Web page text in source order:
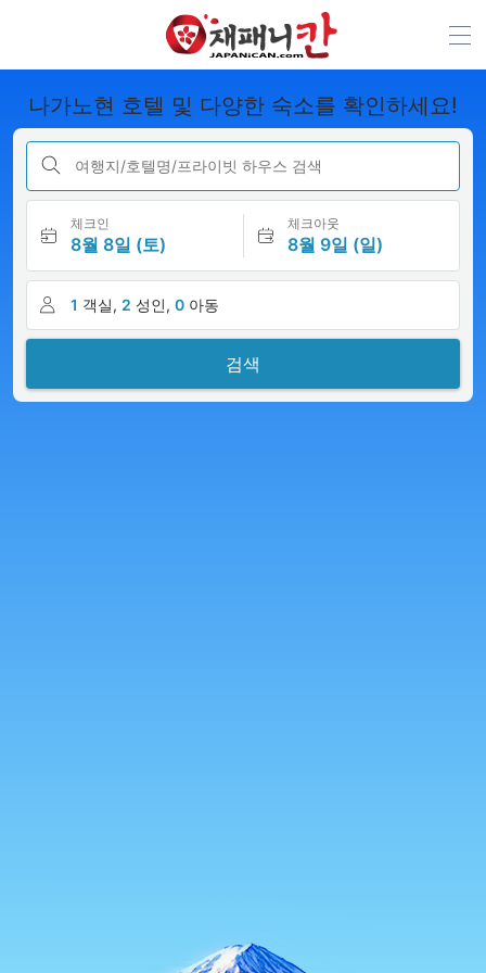
나가노현 호텔 및 다양한 숙소를 확인하세요!
여행지/호텔명/프라이빗 하우스 검색
체크인
8월 8일 (토)
체크아웃
8월 9일 (일)
1 객실, 2 성인, 0 아동
검색